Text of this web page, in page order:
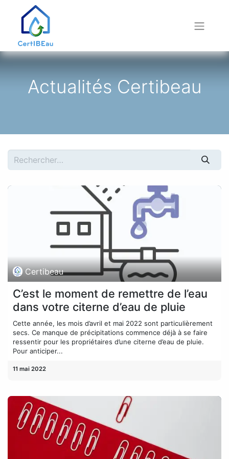
Actualités Certibeau
Certibeau
C’est le moment de remettre de l’eau
dans votre citerne d’eau de pluie
Cette année, les mois d’avril et mai 2022 sont particulièrement
secs. Ce manque de précipitations commence déjà à se faire
ressentir pour les propriétaires d’une citerne d’eau de pluie.
Pour anticiper...
11 mai 2022